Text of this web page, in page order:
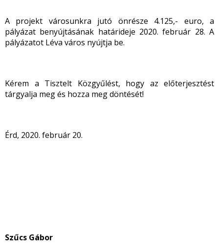
A projekt városunkra jutó önrésze 4.125,- euro, a
pályázat benyújtásának határideje 2020. február 28. A
pályázatot Léva város nyújtja be.
Kérem a Tisztelt Közgyűlést, hogy az előterjesztést
tárgyalja meg és hozza meg döntését!
Érd, 2020. február 20.
Szűcs Gábor